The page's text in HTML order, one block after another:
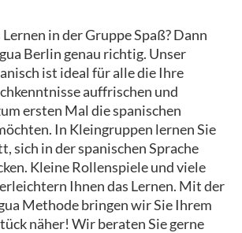
in der Gruppe Spaß? Dann
Berlin genau richtig. Unser
ist ideal für alle die Ihre
auffrischen und
ersten Mal die spanischen
In Kleingruppen lernen Sie
sich in der spanischen Sprache
Kleine Rollenspiele und viele
Ihnen das Lernen. Mit der
Methode bringen wir Sie Ihrem
näher! Wir beraten Sie gerne